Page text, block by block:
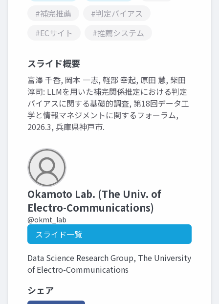
#補完推薦
#判定バイアス
#ECサイト
#推薦システム
スライド概要
富澤 千香, 岡本 一志, 軽部 幸起, 原田 慧, 柴田
淳司: LLMを用いた補完関係推定における判定
バイアスに関する基礎的調査, 第18回データ工
学と情報マネジメントに関するフォーラム,
2026.3, 兵庫県神戸市.
Okamoto Lab. (The Univ. of
Electro-Communications)
@okmt_lab
スライド一覧
Data Science Research Group, The University
of Electro-Communications
シェア